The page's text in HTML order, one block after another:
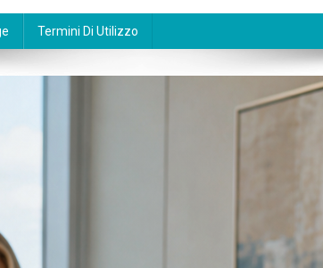
Termini Di Utilizzo